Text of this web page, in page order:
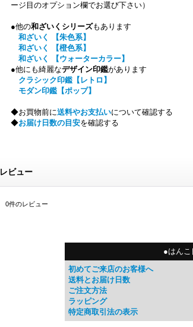
ージ目のオプション欄でお選び下さい）
●他の和ざいくシリーズもあります
和ざいく 【朱色系】
和ざいく 【橙色系】
和ざいく 【ウォーターカラー】
●他にも綺麗なデザイン印鑑があります
クラシック印鑑【レトロ】
モダン印鑑【ポップ】
◆お買物前に送料やお支払いについて確認する
◆お届け日数の目安を確認する
レビュー
0件のレビュー
●はん
初めてご来店のお客様へ
送料とお届け日数
ご注文方法
ラッピング
特定商取引法の表示